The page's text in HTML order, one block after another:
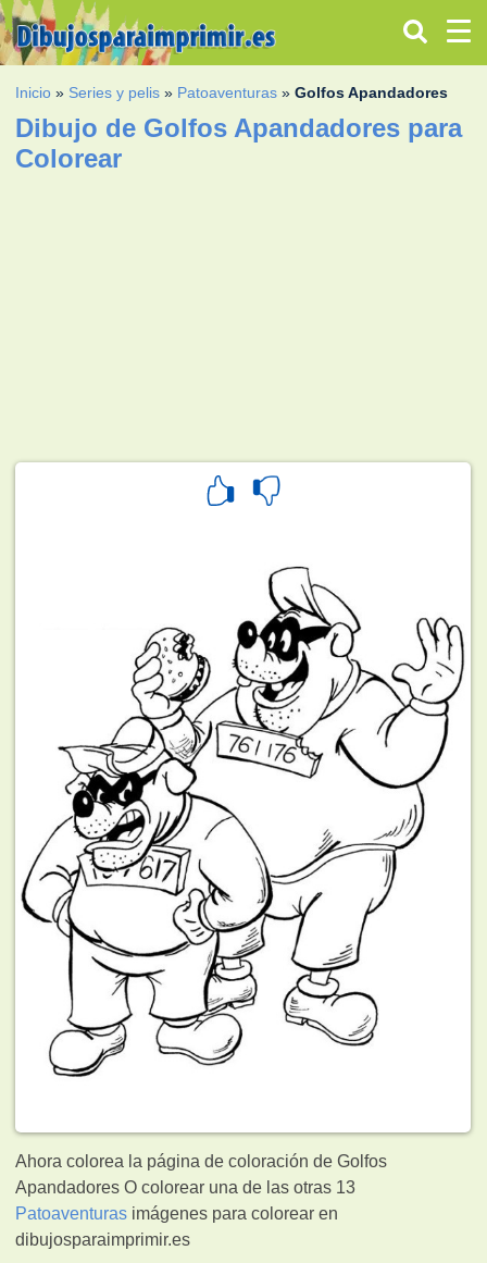
Inicio » Series y pelis » Patoaventuras »Golfos Apandadores
Dibujo de Golfos Apandadores para
Colorear
Ahora colorea la página de coloración de Golfos
Apandadores O colorear una de las otras 13
Patoaventuras imágenes para colorear en
dibujosparaimprimir.es